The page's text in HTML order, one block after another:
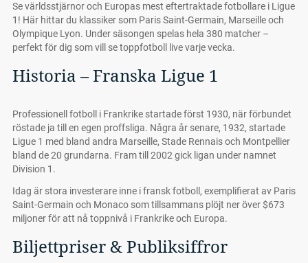
Se världsstjärnor och Europas mest eftertraktade fotbollare i Ligue
1! Här hittar du klassiker som Paris Saint-Germain, Marseille och
Olympique Lyon. Under säsongen spelas hela 380 matcher –
perfekt för dig som vill se toppfotboll live varje vecka.
Historia – Franska Ligue 1
Professionell fotboll i Frankrike startade först 1930, när förbundet
röstade ja till en egen proffsliga. Några år senare, 1932, startade
Ligue 1 med bland andra Marseille, Stade Rennais och Montpellier
bland de 20 grundarna. Fram till 2002 gick ligan under namnet
Division 1.
Idag är stora investerare inne i fransk fotboll, exemplifierat av Paris
Saint-Germain och Monaco som tillsammans plöjt ner över $673
miljoner för att nå toppnivå i Frankrike och Europa.
Biljettpriser & Publiksiffror